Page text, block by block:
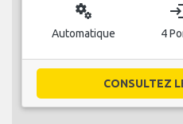
miscellaneous_services
Automatique 4
CONSULTEZ